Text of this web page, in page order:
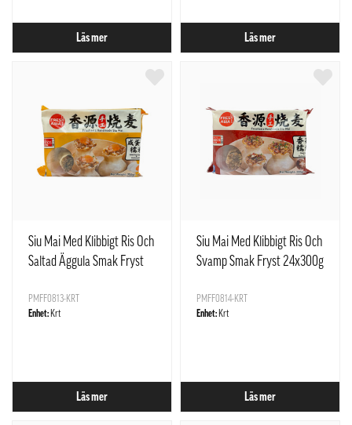
Läs mer Läs mer
Siu Mai Med Klibbigt Ris Och
Saltad Äggula Smak Fryst
PMFF0813-KRT
Enhet: Krt
Läs mer
Siu Mai Med Klibbigt Ris Och
Svamp Smak Fryst 24x300g
PMFF0814-KRT
Enhet: Krt
Läs mer